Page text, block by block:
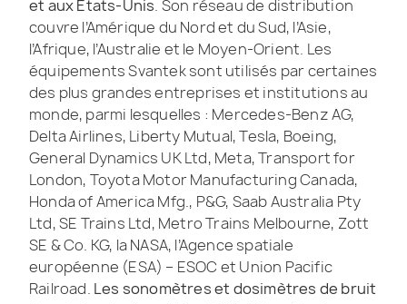
et aux États-Unis. Son réseau de distribution
couvre l’Amérique du Nord et du Sud, l’Asie,
l’Afrique, l’Australie et le Moyen-Orient. Les
équipements Svantek sont utilisés par certaines
des plus grandes entreprises et institutions au
monde, parmi lesquelles : Mercedes-Benz AG,
Delta Airlines, Liberty Mutual, Tesla, Boeing,
General Dynamics UK Ltd, Meta, Transport for
London, Toyota Motor Manufacturing Canada,
Honda of America Mfg., P&G, Saab Australia Pty
Ltd, SE Trains Ltd, Metro Trains Melbourne, Zott
SE & Co. KG, la NASA, l’Agence spatiale
européenne (ESA) – ESOC et Union Pacific
Railroad. Les sonomètres et dosimètres de bruit